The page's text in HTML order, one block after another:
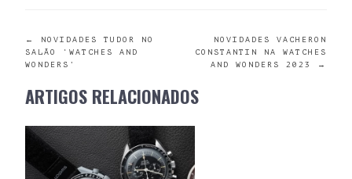
POST
NAVIGATION
←
NOVIDADES TUDOR NO
SALÃO ‘WATCHES AND
WONDERS’
NOVIDADES VACHERON
CONSTANTIN NA WATCHES
AND WONDERS 2023
→
ARTIGOS RELACIONADOS